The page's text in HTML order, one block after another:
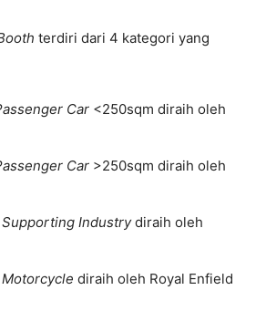
terdiri dari 4 kategori yang
Car <250sqm diraih oleh
Car >250sqm diraih oleh
Supporting Industrydiraih oleh
Motorcycle diraih oleh Royal Enfield